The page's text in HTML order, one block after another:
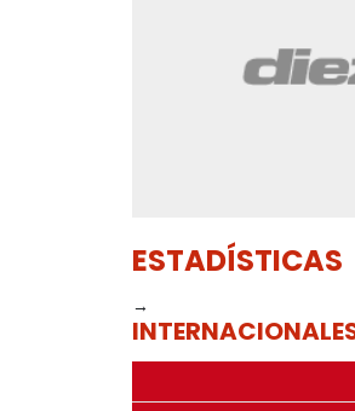
ESTADÍSTICAS
→